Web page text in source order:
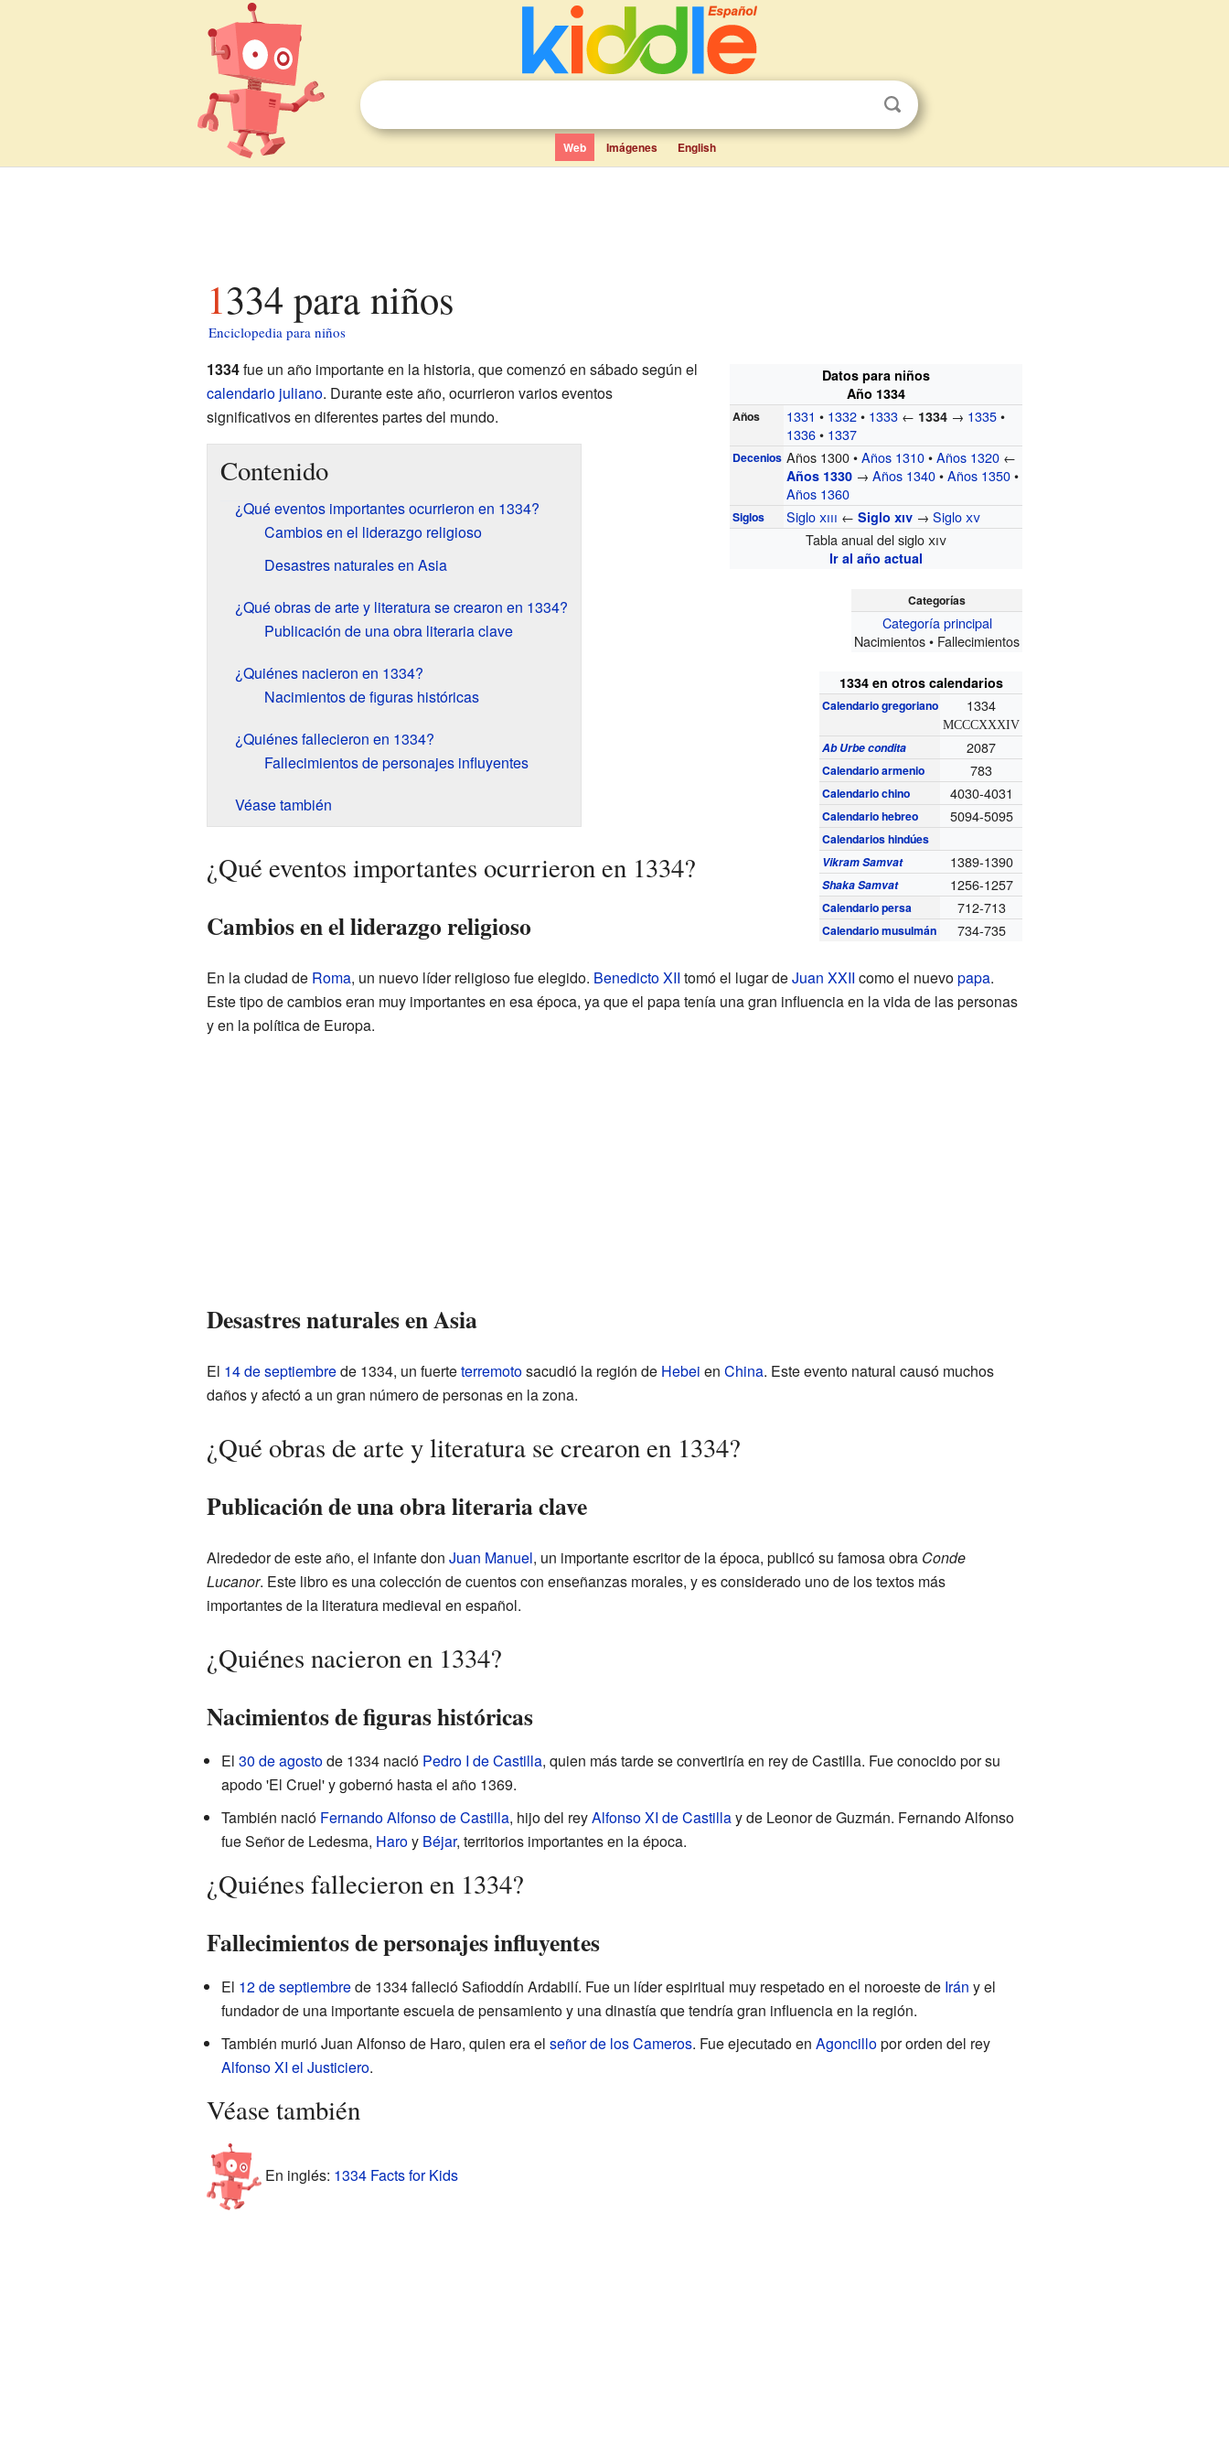
Web Imágenes English
1334 para niños
Enciclopedia para niños
Datos para niños
Año 1334
Años 1331 • 1332• 1333 ← 1334 → 1335•
1336• 1337
Decenios Años 1300 •Años 1310•Años 1320 ←
Años 1330 →Años 1340•Años 1350•
Años 1360
Siglos Sigloxiii ←Sigloxiv →Sigloxv
Tabla anual del sigloxiv
Ir al año actual
Categorías
Categoría principal
Nacimientos • Fallecimientos
1334 en otros calendarios
Calendario gregoriano 1334
MCCCXXXIV
Ab Urbe condita 2087
Calendario armenio 783
Calendario chino 4030-4031
Calendario hebreo 5094-5095
Calendarios hindúes
Vikram Samvat
1389-1390
Shaka Samvat 1256-1257
Calendario persa 712-713
Calendario musulmán 734-735
1334fue un año importante en la historia, que comenzó en sábado según el
calendario juliano. Durante este año, ocurrieron varios eventos
significativos en diferentes partes del mundo.
Contenido
¿Qué eventos importantes ocurrieron en 1334?
Cambios en el liderazgo religioso
Desastres naturales en Asia
¿Qué obras de arte y literatura se crearon en 1334?
Publicación de una obra literaria clave
¿Quiénes nacieron en 1334?
Nacimientos de figuras históricas
¿Quiénes fallecieron en 1334?
Fallecimientos de personajes influyentes
Véase también
¿Qué eventos importantes ocurrieron en 1334?
Cambios en el liderazgo religioso
En la ciudad de Roma, un nuevo líder religioso fue elegido. Benedicto XII tomó el lugar deJuan XXII como el nuevopapa.
Este tipo de cambios eran muy importantes en esa época, ya que el papa tenía una gran influencia en la vida de las personas
y en la política de Europa.
Desastres naturales en Asia
El 14 de septiembrede 1334, un fuerteterremotosacudió la región de Hebei en China. Este evento natural causó muchos
daños y afectó a un gran número de personas en la zona.
¿Qué obras de arte y literatura se crearon en 1334?
Publicación de una obra literaria clave
Alrededor de este año, el infante don Juan Manuel, un importante escritor de la época, publicó su famosa obra Conde
Lucanor. Este libro es una colección de cuentos con enseñanzas morales, y es considerado uno de los textos más
importantes de la literatura medieval en español.
¿Quiénes nacieron en 1334?
Nacimientos de figuras históricas
El 30 de agostode 1334 nació Pedro I de Castilla, quien más tarde se convertiría en rey de Castilla. Fue conocido por su
apodo 'El Cruel' y gobernó hasta el año 1369.
También nació Fernando Alfonso de Castilla, hijo del reyAlfonso XI de Castillay de Leonor de Guzmán. Fernando Alfonso
fue Señor de Ledesma, Haroy Béjar, territorios importantes en la época.
¿Quiénes fallecieron en 1334?
Fallecimientos de personajes influyentes
El 12 de septiembrede 1334 falleció Safioddín Ardabilí. Fue un líder espiritual muy respetado en el noroeste de Irán y el
fundador de una importante escuela de pensamiento y una dinastía que tendría gran influencia en la región.
También murió Juan Alfonso de Haro, quien era el señor de los Cameros. Fue ejecutado en Agoncillopor orden del rey
Alfonso XI el Justiciero.
Véase también
En inglés: 1334 Facts for Kids